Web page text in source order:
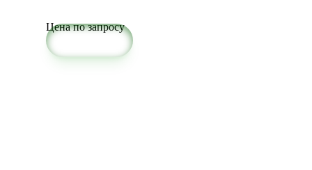
Цена по запросу